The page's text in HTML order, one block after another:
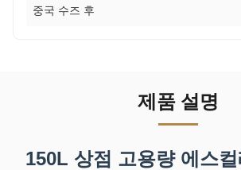
중국 수즈 후
제품 설명
150L 상점 고용량 에스